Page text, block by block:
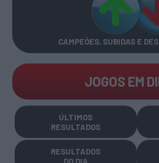
CAMPEÕES, SUBIDAS E
JOGOS EM
ÚLTIMOS
RESULTADOS
RESULTADOS